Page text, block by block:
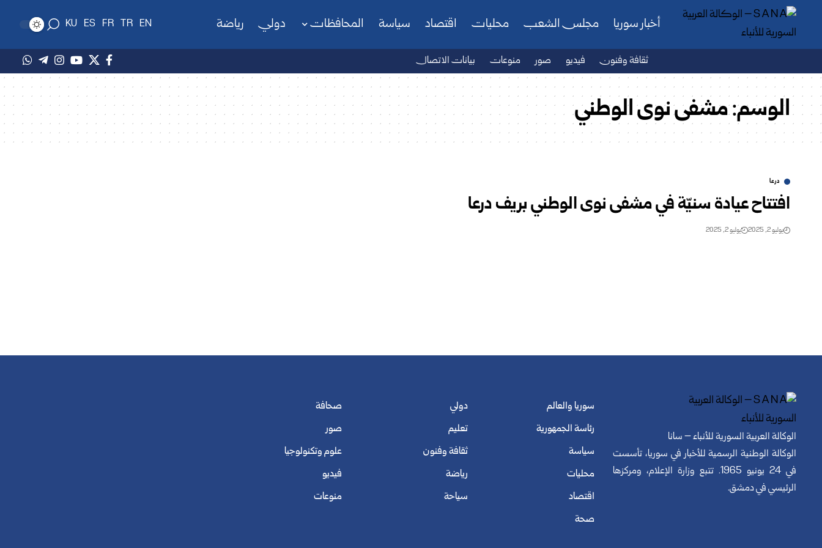
أخبار سوريا مجلس الشعب محليات اقتصاد سياسة المحافظات دولي رياضة EN
TR
FR
ES
KU
ثقافة وفنون فيديو صور منوعات بيانات الاتصال
الوسم:مشفى نوى الوطني
درعا
افتتاح عيادة سنيّة في مشفى نوى الوطني بريف درعا
يوليو 2, 2025 يوليو 2, 2025
الوكالة العربية السورية للأنباء – سانا
الوكالة الوطنية الرسمية للأخبار في سوريا، تأسست
في 24 يونيو 1965. تتبع وزارة الإعلام، ومركزها
الرئيسي في دمشق.
سوريا والعالم
رئاسة الجمهورية
سياسة
محليات
اقتصاد
صحة
دولي
تعليم
ثقافة وفنون
رياضة
سياحة
صحافة
صور
علوم وتكنولوجيا
فيديو
منوعات